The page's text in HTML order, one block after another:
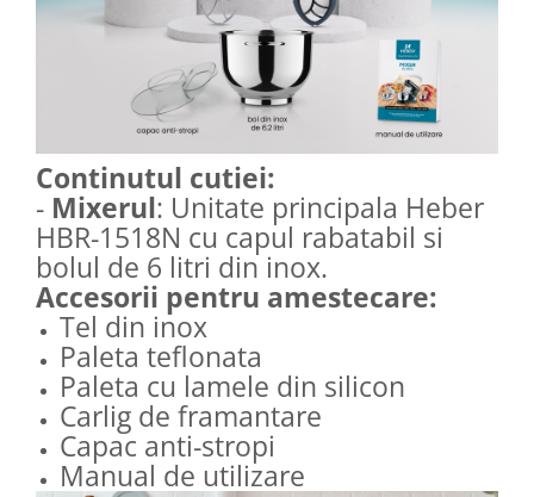
Continutul cutiei:
- Mixerul: Unitate principala Heber
HBR-1518N cu capul rabatabil si
bolul de 6 litri din inox.
Accesorii pentru amestecare:
Tel din inox
Paleta teflonata
Paleta cu lamele din silicon
Carlig de framantare
Capac anti-stropi
Manual de utilizare